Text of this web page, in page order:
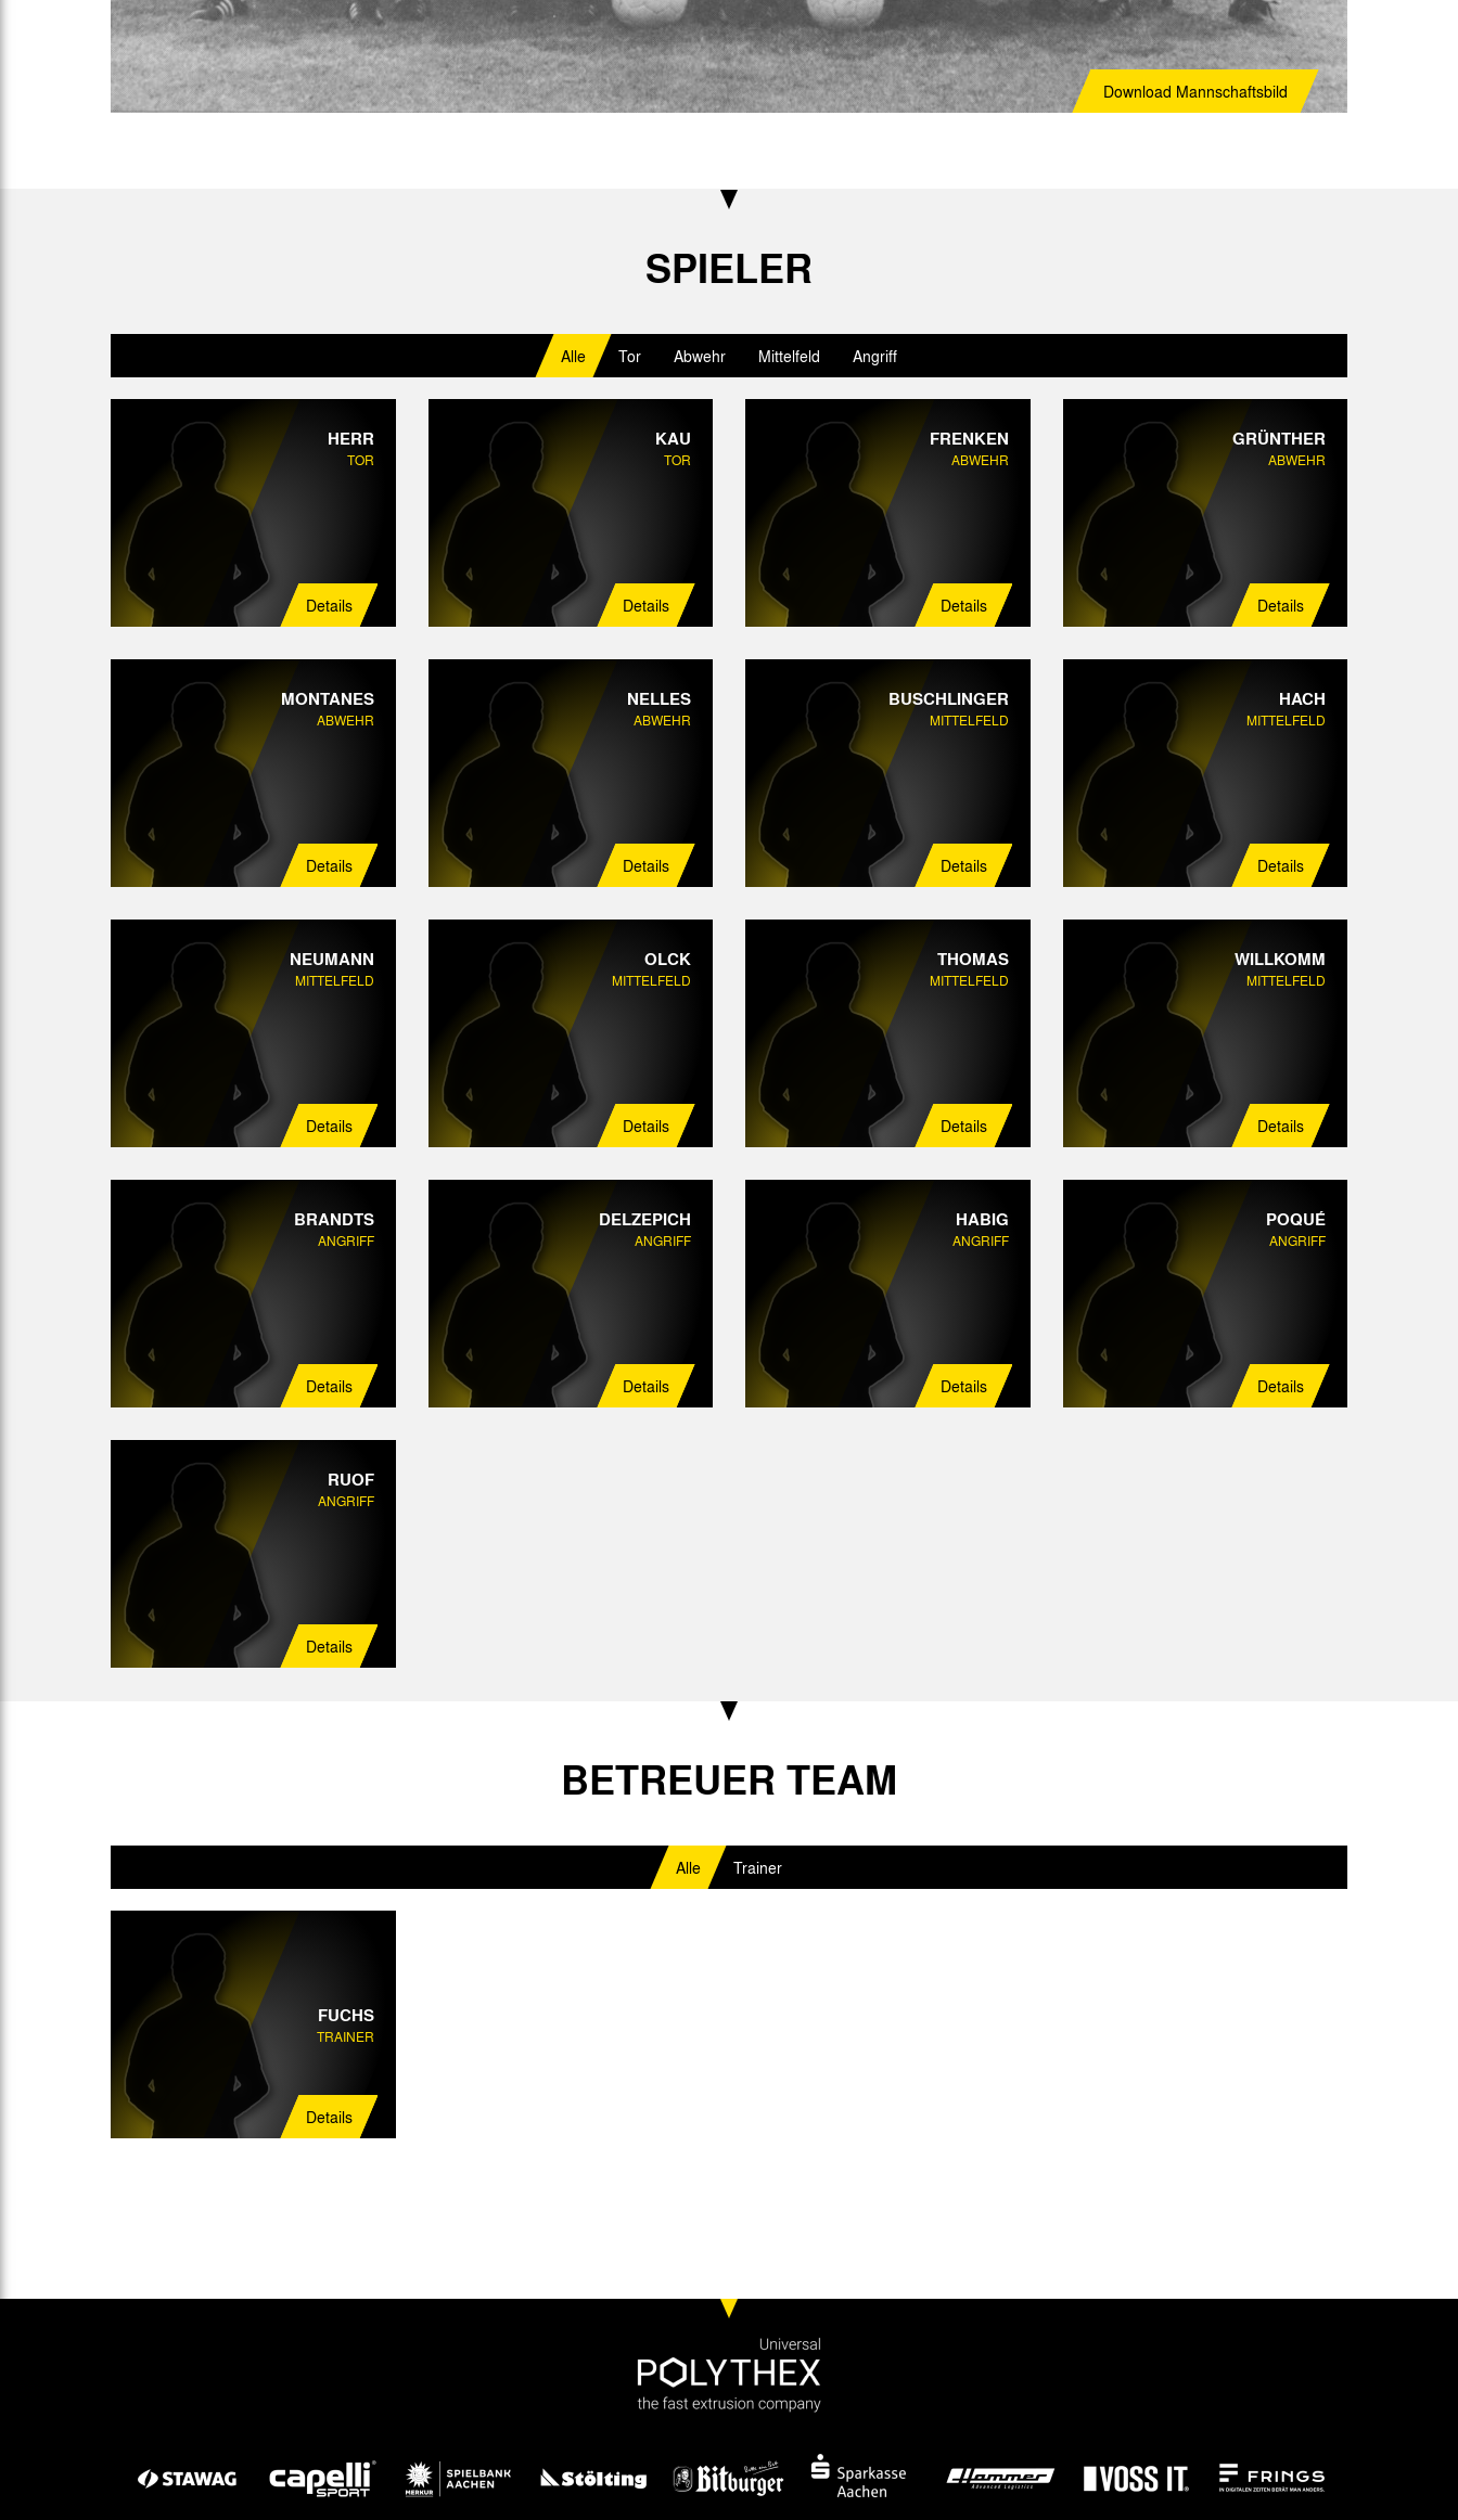
Download Mannschaftsbild
SPIELER
Alle Tor Abwehr Mittelfeld Angriff
HERR
TOR
Details
KAU
TOR
Details
FRENKEN
ABWEHR
Details
GRÜNTHER
ABWEHR
Details
MONTANES
ABWEHR
Details
NELLES
ABWEHR
Details
BUSCHLINGER
MITTELFELD
Details
HACH
MITTELFELD
Details
NEUMANN
MITTELFELD
Details
OLCK
MITTELFELD
Details
THOMAS
MITTELFELD
Details
WILLKOMM
MITTELFELD
Details
BRANDTS
ANGRIFF
Details
DELZEPICH
ANGRIFF
Details
HABIG
ANGRIFF
Details
POQUÉ
ANGRIFF
Details
RUOF
ANGRIFF
Details
BETREUER TEAM
Alle Trainer
FUCHS
TRAINER
Details